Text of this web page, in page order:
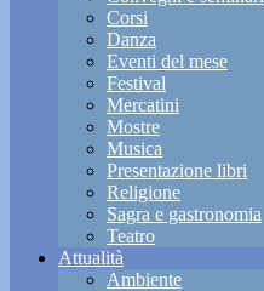
Corsi
Danza
Eventi del mese
Festival
Mercatini
Mostre
Musica
Presentazione libri
Religione
Sagra e gastronomia
Teatro
Attualità
Ambiente